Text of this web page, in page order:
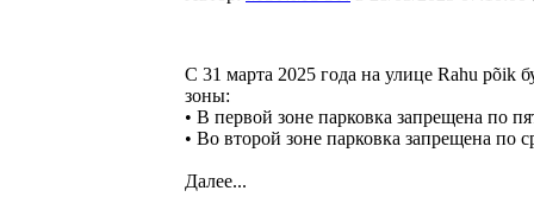
С 31 марта 2025 года на улице Rahu põik
зоны:
• В первой зоне парковка запрещена по
• Во второй зоне парковка запрещена по
Далее...